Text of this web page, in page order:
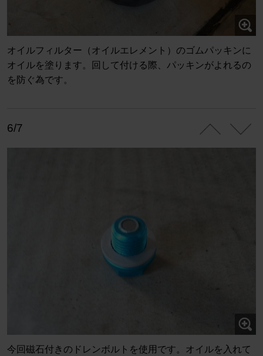
オイルフィルター（オイルエレメント）のゴムパッキンに
オイルを塗ります。回して付ける際、パッキンがよれるの
を防ぐ為です。
6/7
今回磁石付きのドレンボルトを使用です。オイルを入れて